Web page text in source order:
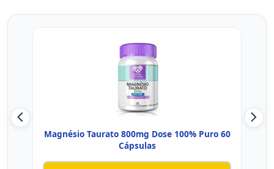
Magnésio Taurato 800mg Dose 100% Puro 60
Cápsulas